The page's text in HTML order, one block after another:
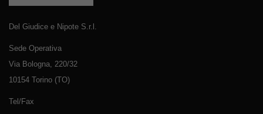
Del Giudice e Nipote S.r.l.
Sede Operativa
Via Bologna, 220/32
10154 Torino (TO)
Tel/Fax